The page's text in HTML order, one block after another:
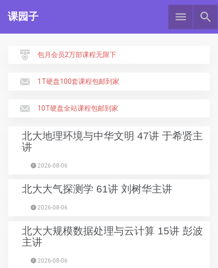
课园子
包月会员2万部课程无限下
1T硬盘100套课程包邮到家
10T硬盘全站课程包邮到家
北大地理环境与中华文明 47讲 于希贤主
讲
2026-08-06
北大大气探测学 61讲 刘树华主讲
2026-08-06
北大大规模数据处理与云计算 15讲 彭波
主讲
2026-08-06